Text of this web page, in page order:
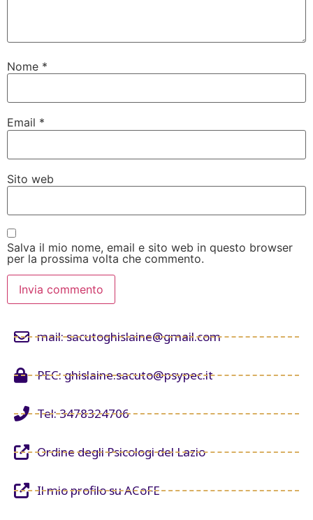
Nome *
Email *
Sito web
Salva il mio nome, email e sito web in questo browser
per la prossima volta che commento.
mail: sacutoghislaine@gmail.com
PEC: ghislaine.sacuto@psypec.it
Tel: 3478324706
Ordine degli Psicologi del Lazio
Il mio profilo su ACoFE